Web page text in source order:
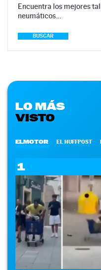
Encuentra los mejores
neumáticos…
BUSCAR
LO MÁS
VISTO
ELMOTOR EL HUFFPOST
1